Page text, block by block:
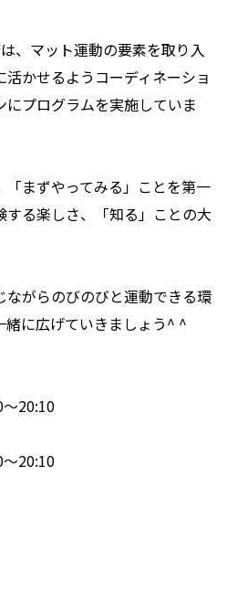
、マット運動の要素を取り入
かせるようコーディネーショ
にプログラムを実施していま
まずやってみる」ことを第一
する楽しさ、「知る」ことの大
ながらのびのびと運動できる環
緒に広げていきましょう^ ^
20:10
20:10